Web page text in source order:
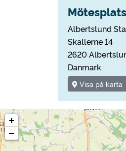
Albertslund
Skallerne 14
2620
Danmark
Visa på karta
+
−